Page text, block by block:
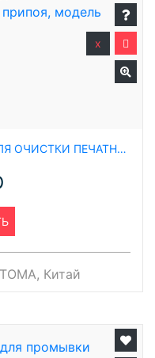
АВТОМАТИЧЕСКАЯ МАШИНА ДЛЯ ОЧИСТКИ ПЕЧАТНЫХ ПЛАТ ОТ ФЛЮСОВ И ПРИПОЯ, МОДЕЛЬ AUTOMA-GJ300
x
Китай